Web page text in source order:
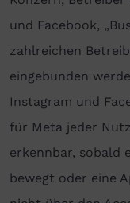
und Facebook,
zahlreichen
eingebunden
Instagram und
für Meta jeder
erkennbar, sobald
bewegt oder eine